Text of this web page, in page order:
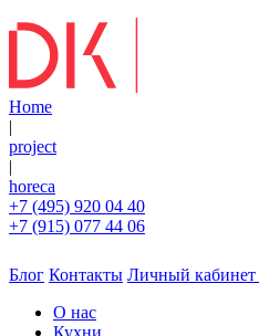
Home
|
project
|
horeca
+7 (495) 920 04 40
+7 (915) 077 44 06
Блог Контакты Личный кабинет
О нас
Кухни